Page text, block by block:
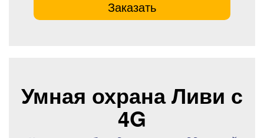
Заказать
Умная охрана Ливи с
4G